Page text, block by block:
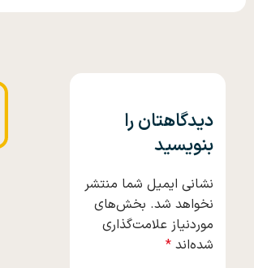
دیدگاهتان را
بنویسید
نشانی ایمیل شما منتشر
نخواهد شد. بخش‌های
موردنیاز علامت‌گذاری
شده‌اند *